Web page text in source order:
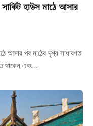
হাউস মাঠে আসার
আসার পর মাঠের দৃশ্য সাধারণত
থাকেন এবং…